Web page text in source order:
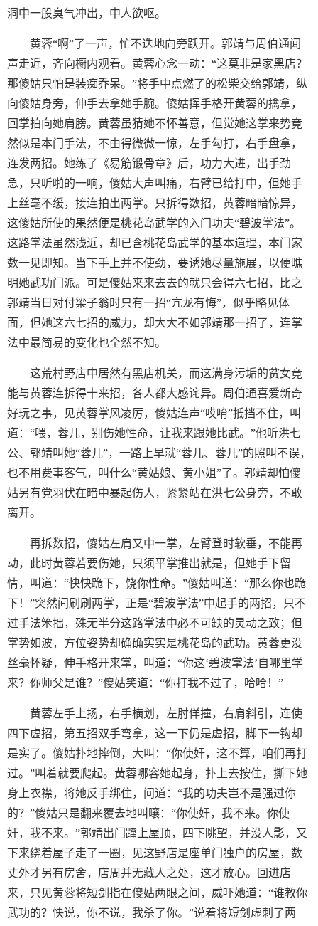
洞中一股臭气冲出，中人欲呕。
黄蓉“啊”了一声，忙不迭地向旁跃开。郭靖与周伯通闻
声走近，齐向橱内观看。黄蓉心念一动：“这莫非是家黑店？
那傻姑只怕是装痴乔呆。”将手中点燃了的松柴交给郭靖，纵
向傻姑身旁，伸手去拿她手腕。傻姑挥手格开黄蓉的擒拿，
回掌拍向她肩膀。黄蓉虽猜她不怀善意，但觉她这掌来势竟
然似是本门手法，不由得微微一惊，左手勾打，右手盘拿，
连发两招。她练了《易筋锻骨章》后，功力大进，出手劲
急，只听啪的一响，傻姑大声叫痛，右臂已给打中，但她手
上丝毫不缓，接连拍出两掌。只拆得数招，黄蓉暗暗惊异，
这傻姑所使的果然便是桃花岛武学的入门功夫“碧波掌法”。
这路掌法虽然浅近，却已含桃花岛武学的基本道理，本门家
数一见即知。当下手上并不使劲，要诱她尽量施展，以便瞧
明她武功门派。可是傻姑来来去去的就只会得六七招，比之
郭靖当日对付梁子翁时只有一招“亢龙有悔”，似乎略见体
面，但她这六七招的威力，却大大不如郭靖那一招了，连掌
法中最简易的变化也全然不知。
这荒村野店中居然有黑店机关，而这满身污垢的贫女竟
能与黄蓉连拆得十来招，各人都大感诧异。周伯通喜爱新奇
好玩之事，见黄蓉掌风凌厉，傻姑连声“哎唷”抵挡不住，叫
道：“喂，蓉儿，别伤她性命，让我来跟她比武。”他听洪七
公、郭靖叫她“蓉儿”，一路上早就“蓉儿、蓉儿”的照叫不误，
也不用费事客气，叫什么“黄姑娘、黄小姐”了。郭靖却怕傻
姑另有党羽伏在暗中暴起伤人，紧紧站在洪七公身旁，不敢
离开。
再拆数招，傻姑左肩又中一掌，左臂登时软垂，不能再
动，此时黄蓉若要伤她，只须平掌推出就是，但她手下留
情，叫道：“快快跪下，饶你性命。”傻姑叫道：“那么你也跪
下！”突然间刷刷两掌，正是“碧波掌法”中起手的两招，只不
过手法笨拙，殊无半分这路掌法中必不可缺的灵动之致；但
掌势如波，方位姿势却确确实实是桃花岛的武功。黄蓉更没
丝毫怀疑，伸手格开来掌，叫道：“你这‘碧波掌法’自哪里学
来？你师父是谁？”傻姑笑道：“你打我不过了，哈哈！”
黄蓉左手上扬，右手横划，左肘佯撞，右肩斜引，连使
四下虚招，第五招双手弯拿，这一下仍是虚招，脚下一钩却
是实了。傻姑扑地摔倒，大叫：“你使奸，这不算，咱们再打
过。”叫着就要爬起。黄蓉哪容她起身，扑上去按住，撕下她
身上衣襟，将她反手绑住，问道：“我的功夫岂不是强过你
的？”傻姑只是翻来覆去地叫嚷：“你使奸，我不来。你使
奸，我不来。”郭靖出门蹿上屋顶，四下眺望，并没人影，又
下来绕着屋子走了一圈，见这野店是座单门独户的房屋，数
丈外才另有房舍，店周并无藏人之处，这才放心。回进店
来，只见黄蓉将短剑指在傻姑两眼之间，威吓她道：“谁教你
武功的？快说，你不说，我杀了你。”说着将短剑虚刺了两